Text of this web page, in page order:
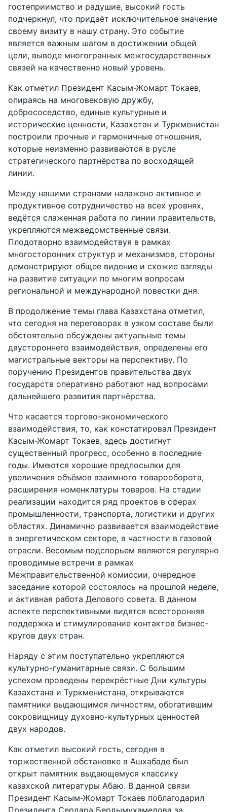
гостеприимство и радушие, высокий гость
подчеркнул, что придаёт исключительное значение
своему визиту в нашу страну. Это событие
является важным шагом в достижении общей
цели, выводе многогранных межгосударственных
связей на качественно новый уровень.
Как отметил Президент Касым-Жомарт Токаев,
опираясь на многовековую дружбу,
добрососедство, единые культурные и
исторические ценности, Казахстан и Туркменистан
построили прочные и гармоничные отношения,
которые неизменно развиваются в русле
стратегического партнёрства по восходящей
линии.
Между нашими странами налажено активное и
продуктивное сотрудничество на всех уровнях,
ведётся слаженная работа по линии правительств,
укрепляются межведомственные связи.
Плодотворно взаимодействуя в рамках
многосторонних структур и механизмов, стороны
демонстрируют общее видение и схожие взгляды
на развитие ситуации по многим вопросам
региональной и международной повестки дня.
В продолжение темы глава Казахстана отметил,
что сегодня на переговорах в узком составе были
обстоятельно обсуждены актуальные темы
двустороннего взаимодействия, определены его
магистральные векторы на перспективу. По
поручению Президентов правительства двух
государств оперативно работают над вопросами
дальнейшего развития партнёрства.
Что касается торгово-экономического
взаимодействия, то, как констатировал Президент
Касым-Жомарт Токаев, здесь достигнут
существенный прогресс, особенно в последние
годы. Имеются хорошие предпосылки для
увеличения объёмов взаимного товарооборота,
расширения номенклатуры товаров. На стадии
реализации находится ряд проектов в сферах
промышленности, транспорта, логистики и других
областях. Динамично развивается взаимодействие
в энергетическом секторе, в частности в газовой
отрасли. Весомым подспорьем являются регулярно
проводимые встречи в рамках
Межправительственной комиссии, очередное
заседание которой состоялось на прошлой неделе,
и активная работа Делового совета. В данном
аспекте перспективными видятся всесторонняя
поддержка и стимулирование контактов бизнес-
кругов двух стран.
Наряду с этим поступательно укрепляются
культурно-гуманитарные связи. С большим
успехом проведены перекрёстные Дни культуры
Казахстана и Туркменистана, открываются
памятники выдающимся личностям, обогатившим
сокровищницу духовно-культурных ценностей
двух народов.
Как отметил высокий гость, сегодня в
торжественной обстановке в Ашхабаде был
открыт памятник выдающемуся классику
казахской литературы Абаю. В данной связи
Президент Касым-Жомарт Токаев поблагодарил
Президента Сердара Бердымухамедова за